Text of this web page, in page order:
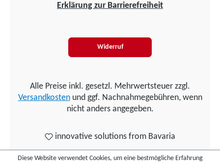
Erklärung zur Barrierefreiheit
Widerruf
Alle Preise inkl. gesetzl. Mehrwertsteuer zzgl.
Versandkostenund ggf. Nachnahmegebühren, wenn
nicht anders angegeben.
innovative solutions from Bavaria
Diese Website verwendet Cookies, um eine bestmögliche Erfahrung